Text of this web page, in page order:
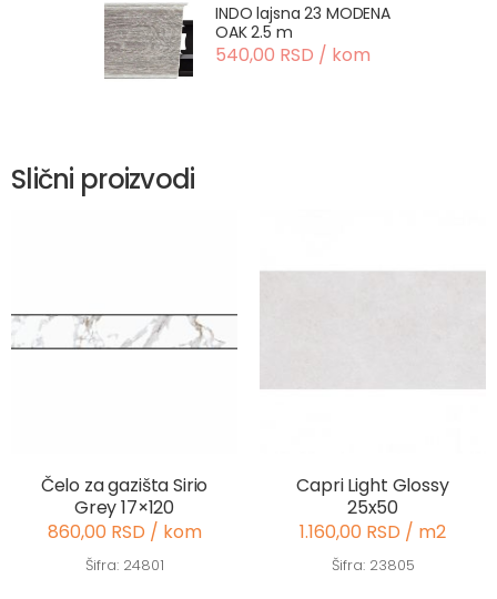
INDO lajsna 23 MODENA
OAK 2.5 m
540,00 RSD / kom
Slični proizvodi
Čelo za gazišta Sirio
Grey 17×120
860,00 RSD / kom
Šifra: 24801
Capri Light Glossy
25x50
1.160,00 RSD / m2
Šifra: 23805